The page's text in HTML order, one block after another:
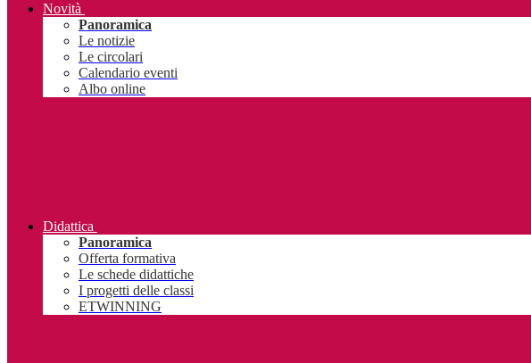
Novità
Panoramica
Le notizie
Le circolari
Calendario eventi
Albo online
Didattica
Panoramica
Offerta formativa
Le schede didattiche
I progetti delle classi
ETWINNING